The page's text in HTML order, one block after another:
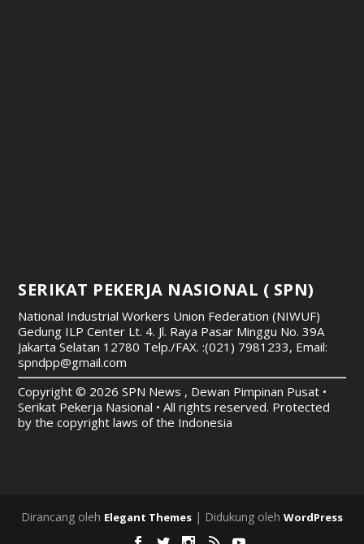
SERIKAT PEKERJA NASIONAL ( SPN)
National Industrial Workers Union Federation (NIWUF)
Gedung ILP Center Lt. 4. Jl. Raya Pasar Minggu No. 39A
Jakarta Selatan 12780 Telp./FAX. :(021) 7981233, Email:
spndpp@gmail.com
Copyright © 2026 SPN News , Dewan Pimpinan Pusat •
Serikat Pekerja Nasional • All rights reserved. Protected
by the copyright laws of the Indonesia
Dirancang oleh Elegant Themes | Didukung oleh WordPress